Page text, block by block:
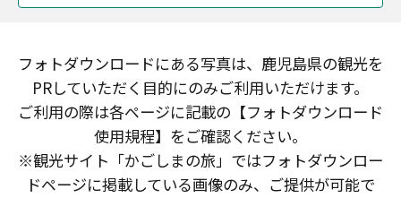
フォトダウンロードにある写真は、鹿児島県の観光を
PRしていただく目的にのみご利用いただけます。
ご利用の際は各ページに記載の【フォトダウンロード
使用規程】をご確認ください。
※観光サイト「かごしまの旅」ではフォトダウンロー
ドページに掲載している画像のみ、ご提供が可能で